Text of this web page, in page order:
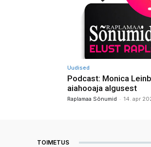
Uudised
Podcast: Monica
aiahooaja algusest
Raplamaa Sõnumid - 14. apr
TOIMETUS